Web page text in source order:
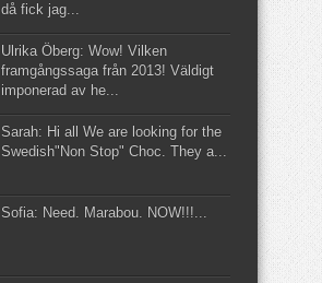
då fick jag...
Ulrika Öberg: Wow! Vilken
framgångssaga från 2013! Väldigt
imponerad av he...
Sarah: Hi all We are looking for the
Swedish"Non Stop" Choc. They a...
Sofia: Need. Marabou. NOW!!!...